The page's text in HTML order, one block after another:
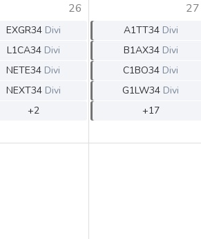
26
EXGR34 Divi
L1CA34 Divi
NETE34 Divi
NEXT34 Divi
+2
27
A1TT34 Divi
B1AX34 Divi
C1BO34 Divi
G1LW34 Divi
+17